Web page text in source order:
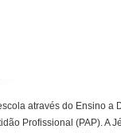
através do Ensino a
Profissional (PAP). A